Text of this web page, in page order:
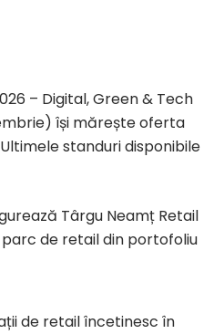
– Digital, Green & Tech
își mărește oferta
standuri disponibile
Târgu Neamț Retail
parc de retail din portofoliu
de retail încetinesc în